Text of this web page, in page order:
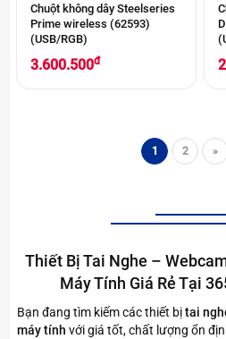
Chuột không dây Steelseries
Prime wireless (62593)
(USB/RGB)
3.600.500đ
1 2 »
Thiết Bị Tai Nghe –
Máy Tính Giá Rẻ Tại
Bạn đang tìm kiếm các thiết bịtai
máy tính với giá tốt, chất lượng ổn